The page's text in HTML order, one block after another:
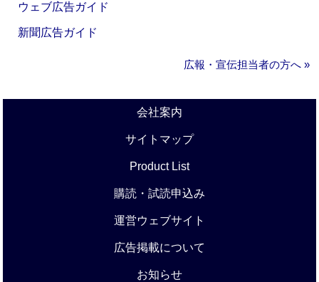
ウェブ広告ガイド
新聞広告ガイド
広報・宣伝担当者の方へ »
会社案内
サイトマップ
Product List
購読・試読申込み
運営ウェブサイト
広告掲載について
お知らせ